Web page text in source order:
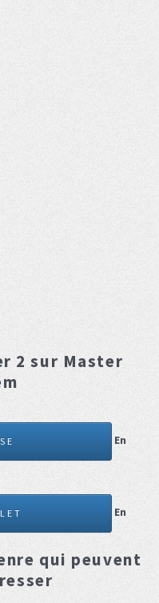
2 sur Master
En
En
qui peuvent